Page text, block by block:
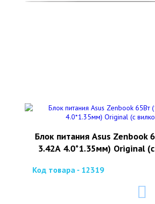
Блок питания Asus Zenbook
3.42А 4.0*1.35мм) Original
Код товара - 12319